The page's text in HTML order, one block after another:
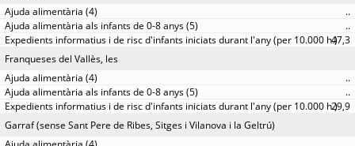
..
..
47,3
Franqueses del Vallès, les
..
..
29,9
Garraf (sense Sant Pere de Ribes, Sitges i Vilanova i la Geltrú)